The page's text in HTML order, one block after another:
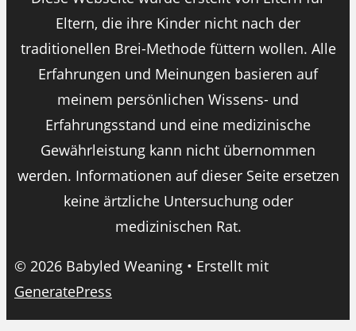
Eltern, die ihre Kinder nicht nach der
traditionellen Brei-Methode füttern wollen. Alle
Erfahrungen und Meinungen basieren auf
meinem persönlichen Wissens- und
Erfahrungsstand und eine medizinische
Gewährleistung kann nicht übernommen
werden. Informationen auf dieser Seite ersetzen
keine ärtzliche Untersuchung oder
medizinischen Rat.
© 2026 Babyled Weaning • Erstellt mit
GeneratePress